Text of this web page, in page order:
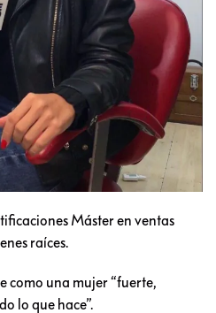
Máster en ventas
raíces.
como una mujer “fuerte,
lo que hace”.